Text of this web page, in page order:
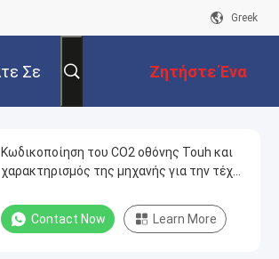
Greek
Σε
Με
Ζητήστε Ένα
Απόσπασμα
Κωδικοποίηση του CO2 οθόνης Touh και
χαρακτηρισμός της μηχανής για την τέχνη
Contact Now Learn More